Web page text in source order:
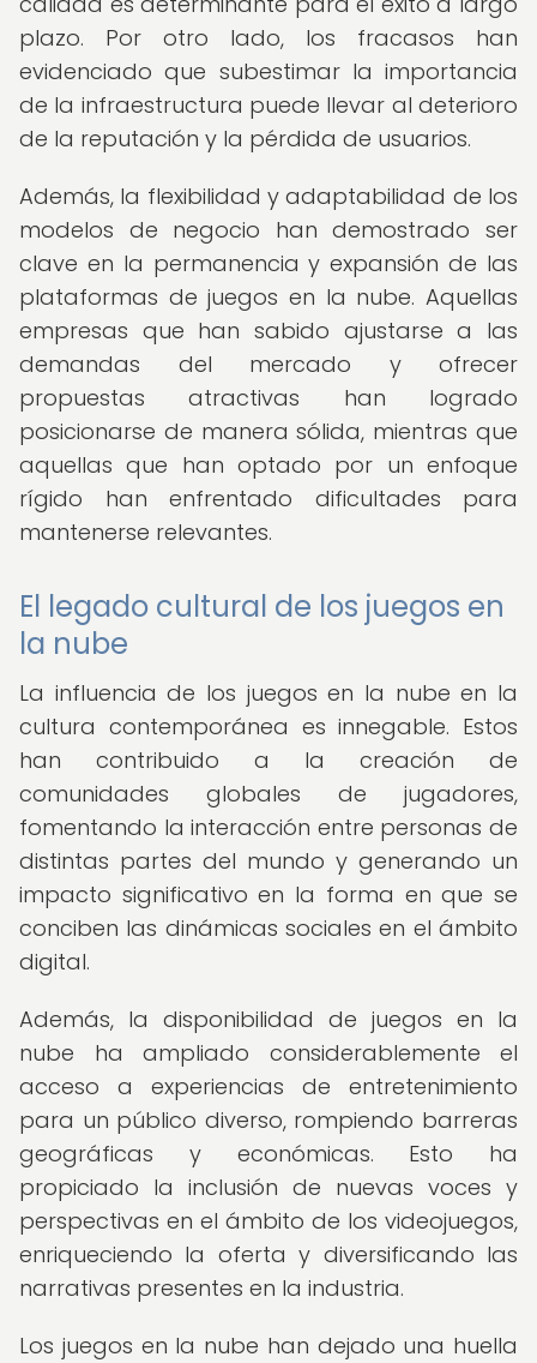
plazo. Por otro lado, los fracasos han
evidenciado que subestimar la importancia
de la infraestructura puede llevar al deterioro
de la reputación y la pérdida de usuarios.
Además, la flexibilidad y adaptabilidad de los
modelos de negocio han demostrado ser
clave en la permanencia y expansión de las
plataformas de juegos en la nube. Aquellas
empresas que han sabido ajustarse a las
demandas del mercado y ofrecer
propuestas atractivas han logrado
posicionarse de manera sólida, mientras que
aquellas que han optado por un enfoque
rígido han enfrentado dificultades para
mantenerse relevantes.
El legado cultural de los juegos en
la nube
La influencia de los juegos en la nube en la
cultura contemporánea es innegable. Estos
han contribuido a la creación de
comunidades globales de jugadores,
fomentando la interacción entre personas de
distintas partes del mundo y generando un
impacto significativo en la forma en que se
conciben las dinámicas sociales en el ámbito
digital.
Además, la disponibilidad de juegos en la
nube ha ampliado considerablemente el
acceso a experiencias de entretenimiento
para un público diverso, rompiendo barreras
geográficas y económicas. Esto ha
propiciado la inclusión de nuevas voces y
perspectivas en el ámbito de los videojuegos,
enriqueciendo la oferta y diversificando las
narrativas presentes en la industria.
Los juegos en la nube han dejado una huella